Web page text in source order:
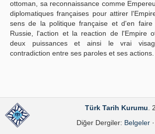
ottoman, sa reconnaissance comme
diplomatiques françaises pour attirer
sens de la politique française et d'en
Russie, l'action et la reaction de l'Empire
deux puissances et ainsi le vrai
contradiction entre ses paroles et ses actions.
Türk Tarih Kurumu .
Diğer Dergiler: Belgeler·